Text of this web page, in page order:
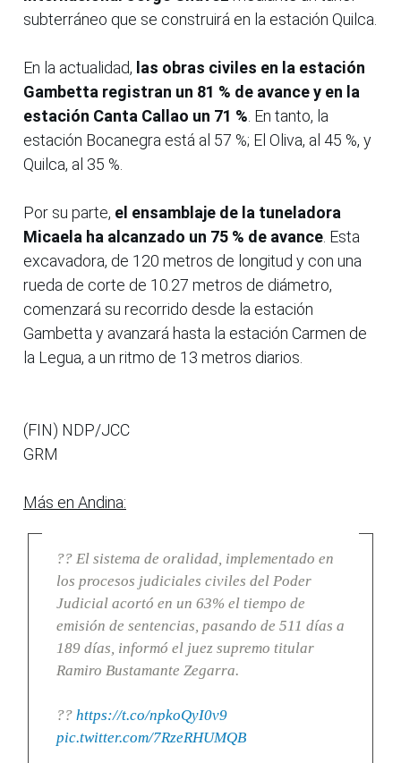
subterráneo que se construirá en la estación Quilca.
En la actualidad, las obras civiles en la estación
Gambetta registran un 81 % de avance y en la
estación Canta Callao un 71 % . En tanto, la
estación Bocanegra está al 57 %; El Oliva, al 45 %, y
Quilca, al 35 %.
Por su parte, el ensamblaje de la tuneladora
Micaela ha alcanzado un 75 % de avance . Esta
excavadora, de 120 metros de longitud y con una
rueda de corte de 10.27 metros de diámetro,
comenzará su recorrido desde la estación
Gambetta y avanzará hasta la estación Carmen de
la Legua, a un ritmo de 13 metros diarios.
(FIN) NDP/JCC
GRM
Más en Andina:
?? El sistema de oralidad, implementado en
los procesos judiciales civiles del Poder
Judicial acortó en un 63% el tiempo de
emisión de sentencias, pasando de 511 días a
189 días, informó el juez supremo titular
Ramiro Bustamante Zegarra.
?? https://t.co/npkoQyI0v9
pic.twitter.com/7RzeRHUMQB